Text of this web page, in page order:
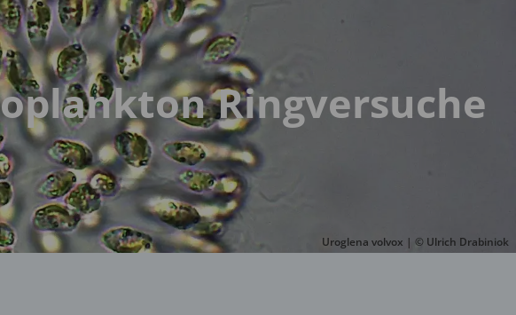
Ringversuche
Uroglena volvox | © Ulrich Drabiniok